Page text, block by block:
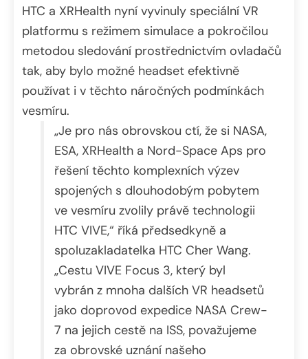
HTC a XRHealth nyní vyvinuly speciální VR
platformu s režimem simulace a pokročilou
metodou sledování prostřednictvím ovladačů
tak, aby bylo možné headset efektivně
používat i v těchto náročných podmínkách
vesmíru.
„Je pro nás obrovskou ctí, že si NASA,
ESA, XRHealth a Nord-Space Aps pro
řešení těchto komplexních výzev
spojených s dlouhodobým pobytem
ve vesmíru zvolily právě technologii
HTC VIVE,“ říká předsedkyně a
spoluzakladatelka HTC Cher Wang.
„Cestu VIVE Focus 3, který byl
vybrán z mnoha dalších VR headsetů
jako doprovod expedice NASA Crew-
7 na jejich cestě na ISS, považujeme
za obrovské uznání našeho